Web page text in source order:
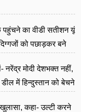
का वीडी सतीशन यूं
को पछाड़कर बने
नरेंद्र मोदी देशभक्त नहीं,
में हिन्दुस्तान को बेचने
कहा- उल्टी करने